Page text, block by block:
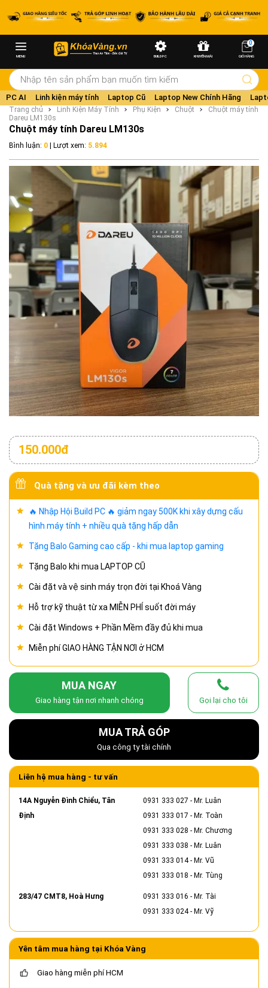
MENU BUILD PC KHUYẾN MÃI
0
GIỎ HÀNG
PC AI Linh kiện máy tính Laptop Cũ Laptop New Chính Hãng
Trang chủ Linh Kiện Máy Tính Phụ Kiện Chuột
Chuột máy tính
Dareu LM130s
Chuột máy tính Dareu LM130s
Bình luận: 0 | Lượt xem: 5.894
150.000đ
Quà tặng và ưu đãi kèm theo
🔥 Nhập Hội Build PC 🔥 giảm ngay 500K khi xây dựng cấu
hình máy tính + nhiều quà tặng hấp dẫn
Tặng Balo Gaming cao cấp - khi mua laptop gaming
Tặng Balo khi mua LAPTOP CŨ
Cài đặt và vệ sinh máy trọn đời tại Khoá Vàng
Hỗ trợ kỹ thuật từ xa MIỄN PHÍ suốt đời máy
Cài đặt Windows + Phần Mềm đầy đủ khi mua
Miễn phí GIAO HÀNG TẬN NƠI ở HCM
MUA NGAY
Giao hàng tận nơi nhanh chóng Gọi lại cho tôi
MUA TRẢ GÓP
Qua công ty tài chính
Liên hệ mua hàng - tư vấn
14A Nguyễn Đình Chiểu, Tân
Định
0931 333 027 - Mr. Luân
0931 333 017 - Mr. Toàn
0931 333 028 - Mr. Chương
0931 333 038 - Mr. Luân
0931 333 014- Mr. Vũ
0931 333 018 - Mr. Tùng
283/47 CMT8, Hoà Hưng 0931 333 016 - Mr. Tài
0931 333 024- Mr. Vỹ
Yên tâm mua hàng tại Khóa Vàng
Giao hàng miễn phí HCM